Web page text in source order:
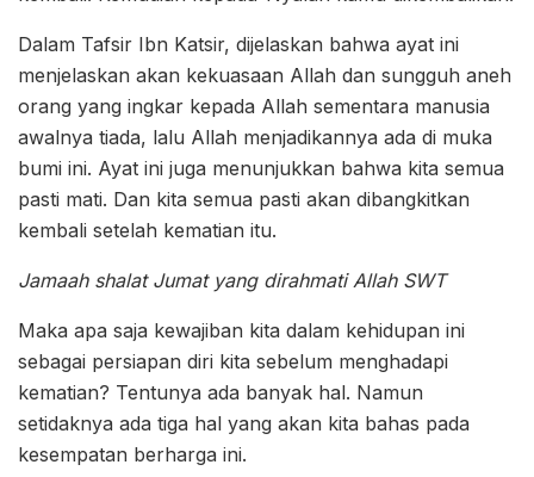
Dalam Tafsir Ibn Katsir, dijelaskan bahwa ayat ini
menjelaskan akan kekuasaan Allah dan sungguh aneh
orang yang ingkar kepada Allah sementara manusia
awalnya tiada, lalu Allah menjadikannya ada di muka
bumi ini. Ayat ini juga menunjukkan bahwa kita semua
pasti mati. Dan kita semua pasti akan dibangkitkan
kembali setelah kematian itu.
Jamaah shalat Jumat yang dirahmati Allah SWT
Maka apa saja kewajiban kita dalam kehidupan ini
sebagai persiapan diri kita sebelum menghadapi
kematian? Tentunya ada banyak hal. Namun
setidaknya ada tiga hal yang akan kita bahas pada
kesempatan berharga ini.